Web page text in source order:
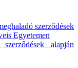
szerződések
Egyetemen
alapján